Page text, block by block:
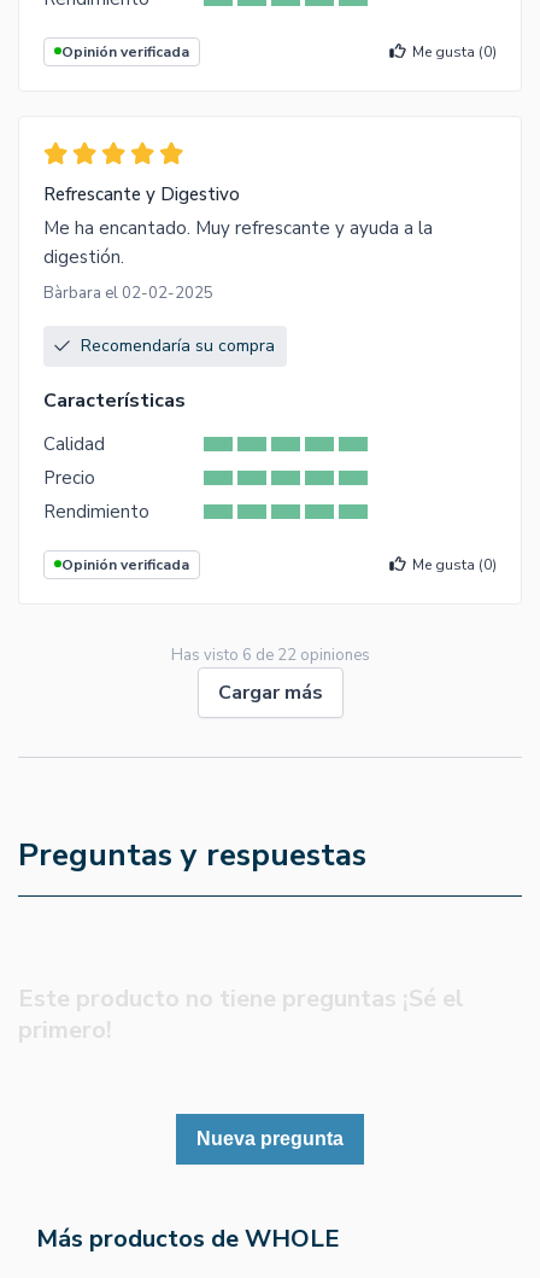
Opinión verificada Me gusta (0)
Refrescante y Digestivo
Me ha encantado. Muy refrescante y ayuda a la
digestión.
Bàrbara el 02-02-2025
Recomendaría su compra
Características
Calidad
Precio
Rendimiento
Opinión verificada Me gusta (0)
Has visto 6 de 22opiniones
Cargar más
Preguntas y respuestas
Este producto no tiene preguntas ¡Sé el
primero!
Nueva pregunta
Más productos de WHOLE